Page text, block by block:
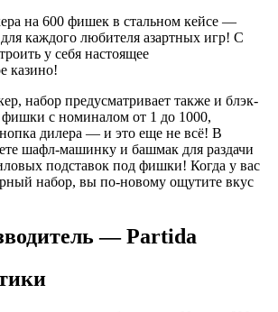
на 600 фишек в стальном кейсе —
каждого любителя азартных игр! С
у себя настоящее
казино!
набор предусматривает также и блэк-
фишки с номиналом от 1 до 1000,
дилера — и это еще не всё! В
шафл-машинку и башмак для раздачи
подставок под фишки! Когда у вас
набор, вы по-новому ощутите вкус
— Partida